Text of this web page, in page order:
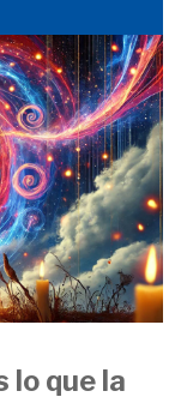
lo que la